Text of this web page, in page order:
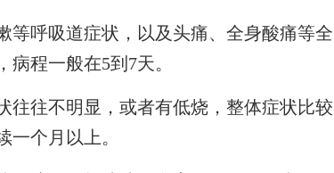
呼吸道症状，以及头痛、全身酸痛等全
程一般在5到7天。
往不明显，或者有低烧，整体症状比较
个月以上。